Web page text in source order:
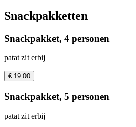
Snackpakketten
Snackpakket, 4 personen
patat zit erbij
€ 19.00
Snackpakket, 5 personen
patat zit erbij